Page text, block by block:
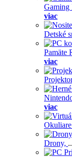
Gaming
viac
Detské
Pamäte
viac
viac
Drony,